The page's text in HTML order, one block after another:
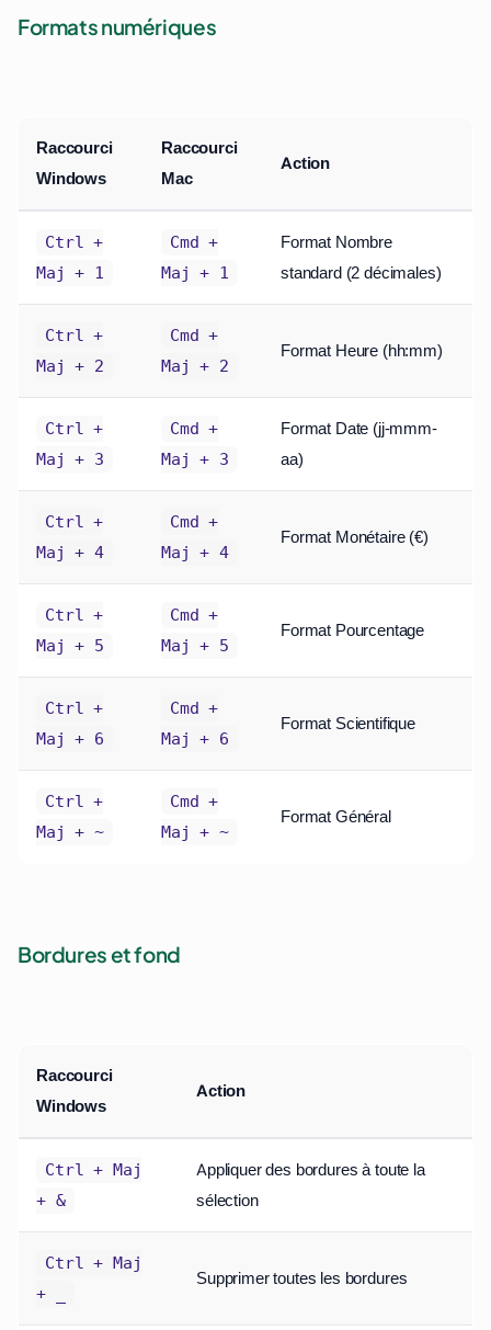
Formats numériques
Raccourci
Windows
Raccourci
Mac
Action
Ctrl +
Maj + 1
Cmd +
Maj + 1
Format Nombre
standard (2 décimales)
Ctrl +
Maj + 2
Cmd +
Maj + 2
Format Heure (hh:mm)
Ctrl +
Maj + 3
Cmd +
Maj + 3
Format Date (jj-mmm-
aa)
Ctrl +
Maj + 4
Cmd +
Maj + 4
Format Monétaire (€)
Ctrl +
Maj + 5
Cmd +
Maj + 5
Format Pourcentage
Ctrl +
Maj + 6
Cmd +
Maj + 6
Format Scientifique
Ctrl +
Maj + ~
Cmd +
Maj + ~
Format Général
Bordures et fond
Raccourci
Windows
Action
Ctrl + Maj
+ &
Appliquer des bordures à toute la
sélection
Ctrl + Maj
+ _
Supprimer toutes les bordures